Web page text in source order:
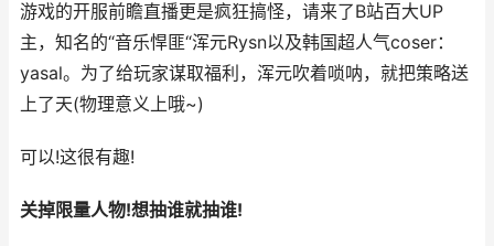
游戏的开服前瞻直播更是疯狂搞怪，请来了B站百大UP
主，知名的“音乐悍匪“浑元Rysn以及韩国超人气coser：
yasal。为了给玩家谋取福利，浑元吹着唢呐，就把策略送
上了天(物理意义上哦~)
可以!这很有趣!
关掉限量人物!想抽谁就抽谁!